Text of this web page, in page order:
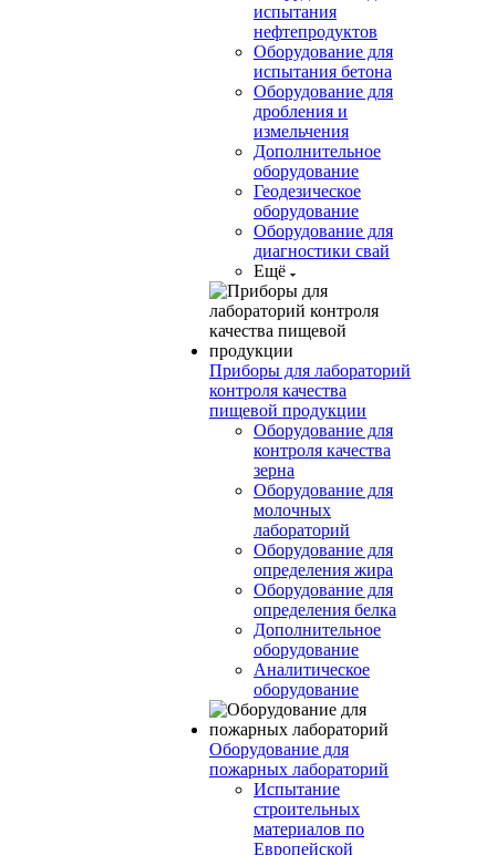
испытания
нефтепродуктов
Оборудование для
испытания бетона
Оборудование для
дробления и
измельчения
Дополнительное
оборудование
Геодезическое
оборудование
Оборудование для
диагностики свай
Ещё
Приборы для лабораторий
контроля качества
пищевой продукции
Оборудование для
контроля качества
зерна
Оборудование для
молочных
лабораторий
Оборудование для
определения жира
Оборудование для
определения белка
Дополнительное
оборудование
Аналитическое
оборудование
Оборудование для
пожарных лабораторий
Испытание
строительных
материалов по
Европейской